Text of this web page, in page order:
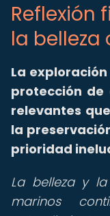
Reflexión
la belleza
La
protección de
relevantes
la
prioridad
La belleza y
marinos